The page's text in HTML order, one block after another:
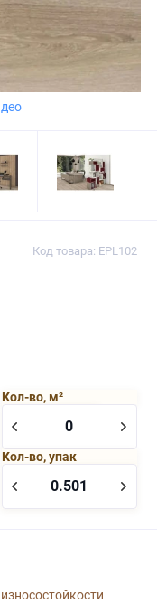
Код товара: EPL102
Кол-во, м²
Кол-во, упак